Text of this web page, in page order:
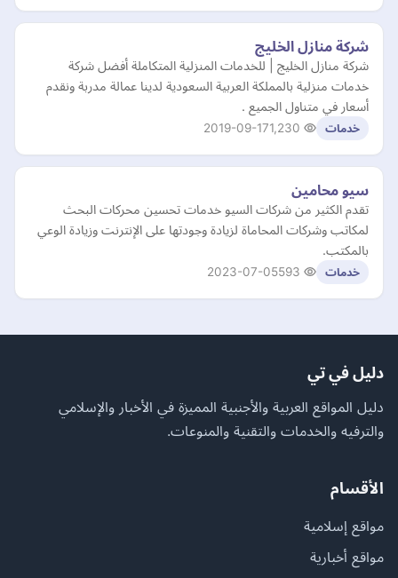
شركة منازل الخليج
شركة منازل الخليج | للخدمات المنزلية المتكاملة أفضل شركة
خدمات منزلية بالمملكة العربية السعودية لدينا عمالة مدربة ونقدم
أسعار في متناول الجميع .
خدمات 2019-09-17
سيو محامين
تقدم الكثير من شركات السيو خدمات تحسين محركات البحث
لمكاتب وشركات المحاماة لزيادة وجودتها على الإنترنت وزيادة الوعي
بالمكتب.
خدمات 2023-07-05
دليل في تي
دليل المواقع العربية والأجنبية المميزة في الأخبار والإسلامي
والترفيه والخدمات والتقنية والمنوعات.
الأقسام
مواقع إسلامية
مواقع أخبارية